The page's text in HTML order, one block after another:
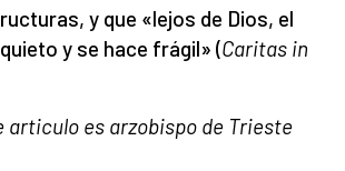
y que «lejos de Dios, el
y se hace frágil» (Caritas in
articulo es arzobispo de Trieste